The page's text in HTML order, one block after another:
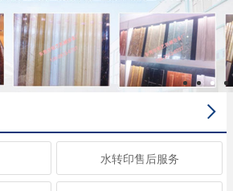

水转印售后服务